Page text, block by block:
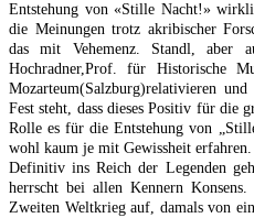
Entstehung von «Stille Nacht!»
die Meinungen trotz akribischer
das mit Vehemenz. Standl, aber
Hochradner,Prof. für Historische
Mozarteum(Salzburg)relativieren
Fest steht, dass dieses Positiv für die
Rolle es für die Entstehung von
wohl kaum je mit Gewissheit erfahren.
Definitiv ins Reich der Legenden
herrscht bei allen Kennern
Zweiten Weltkrieg auf, damals von